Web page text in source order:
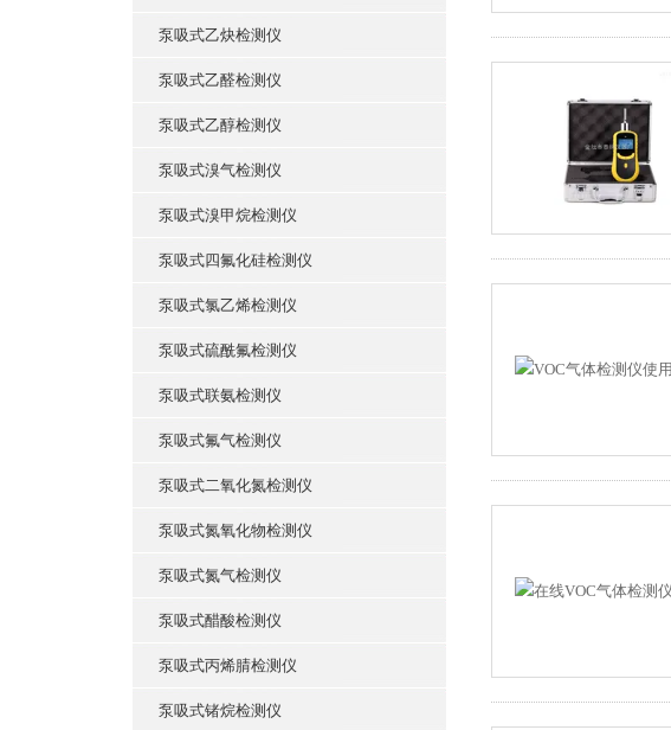
泵吸式乙炔检测仪
泵吸式乙醛检测仪
泵吸式乙醇检测仪
泵吸式溴气检测仪
泵吸式溴甲烷检测仪
泵吸式四氟化硅检测仪
泵吸式氯乙烯检测仪
泵吸式硫酰氟检测仪
泵吸式联氨检测仪
泵吸式氟气检测仪
泵吸式二氧化氮检测仪
泵吸式氮氧化物检测仪
泵吸式氮气检测仪
泵吸式醋酸检测仪
泵吸式丙烯腈检测仪
泵吸式锗烷检测仪